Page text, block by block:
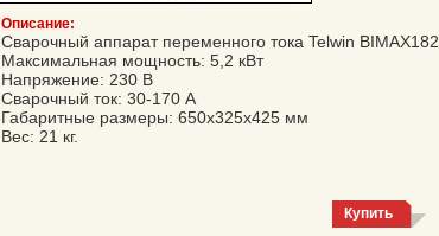
Описание:
Сварочный аппарат переменного тока Telwin BIMAX182
Максимальная мощность: 5,2 кВт
Напряжение: 230 В
Сварочный ток: 30-170 А
Габаритные размеры: 650х325х425 мм
Вес: 21 кг.
Купить